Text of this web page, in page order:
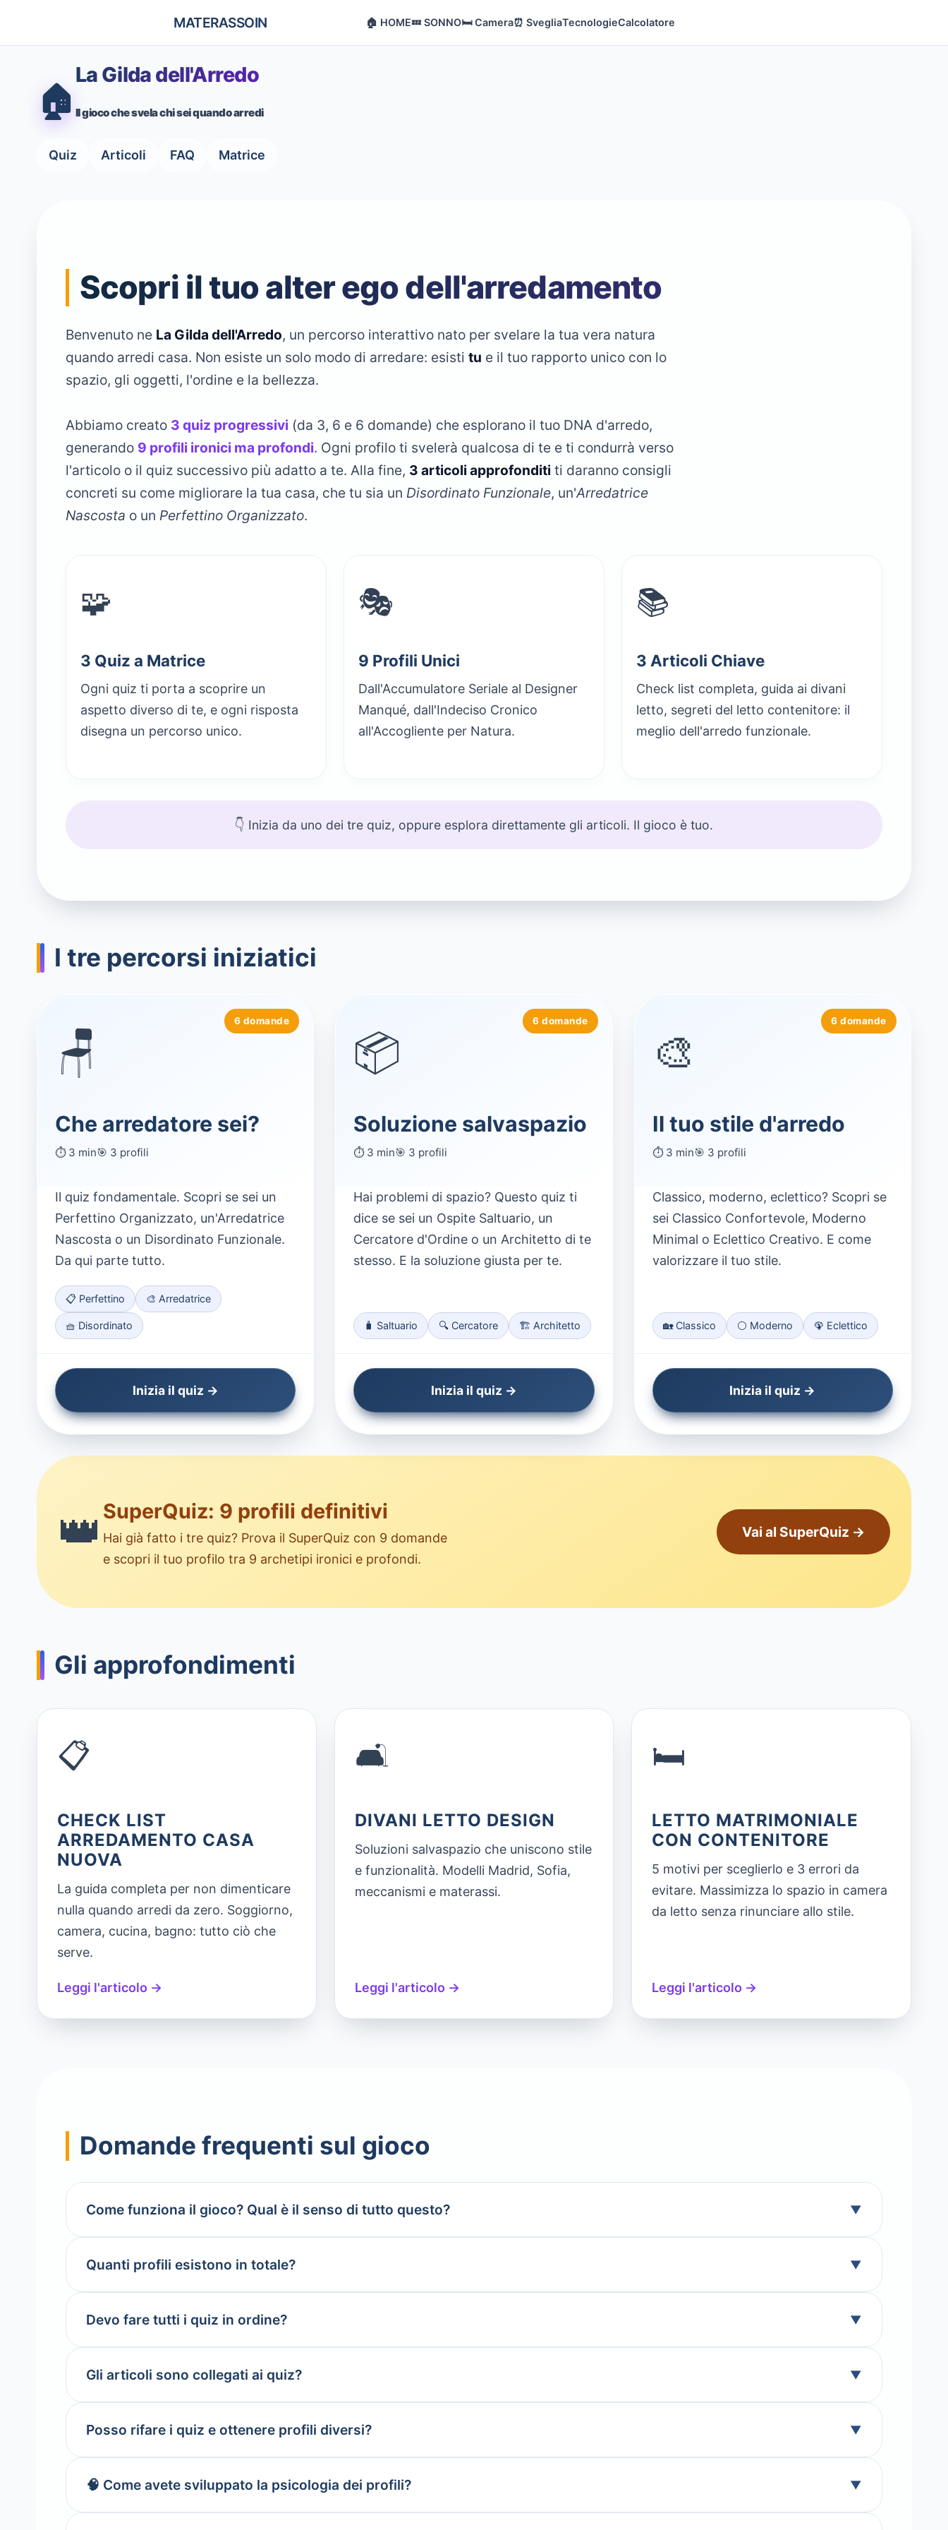
MATERASSOIN 🏠 HOME💤 SONNO🛏️ Camera⏰ SvegliaTecnologieCalcolatore
🏠
La Gilda dell'Arredo
Il gioco che svela chi sei quando arredi
Quiz Articoli FAQ Matrice
Scopri il tuo alter ego dell'arredamento
Benvenuto ne La Gilda dell'Arredo, un percorso interattivo nato per svelare la tua vera natura
quando arredi casa. Non esiste un solo modo di arredare: esisti tu e il tuo rapporto unico con lo
spazio, gli oggetti, l'ordine e la bellezza.
Abbiamo creato 3 quiz progressivi (da 3, 6 e 6 domande) che esplorano il tuo DNA d'arredo,
generando 9 profili ironici ma profondi. Ogni profilo ti svelerà qualcosa di te e ti condurrà verso
l'articolo o il quiz successivo più adatto a te. Alla fine, 3 articoli approfonditi ti daranno consigli
concreti su come migliorare la tua casa, che tu sia un Disordinato Funzionale, un'Arredatrice
Nascosta o un Perfettino Organizzato.
🧩
3 Quiz a Matrice
Ogni quiz ti porta a scoprire un
aspetto diverso di te, e ogni risposta
disegna un percorso unico.
🎭
9 Profili Unici
Dall'Accumulatore Seriale al Designer
Manqué, dall'Indeciso Cronico
all'Accogliente per Natura.
📚
3 Articoli Chiave
Check list completa, guida ai divani
letto, segreti del letto contenitore: il
meglio dell'arredo funzionale.
👇 Inizia da uno dei tre quiz, oppure esplora direttamente gli articoli. Il gioco è tuo.
I tre percorsi iniziatici
6 domande
🪑
Che arredatore sei?
⏱️ 3 min🎯 3 profili
Il quiz fondamentale. Scopri se sei un
Perfettino Organizzato, un'Arredatrice
Nascosta o un Disordinato Funzionale.
Da qui parte tutto.
📋 Perfettino 🎨 Arredatrice
🧺 Disordinato
Inizia il quiz →
6 domande
📦
Soluzione salvaspazio
⏱️ 3 min🎯 3 profili
Hai problemi di spazio? Questo quiz ti
dice se sei un Ospite Saltuario, un
Cercatore d'Ordine o un Architetto di te
stesso. E la soluzione giusta per te.
🧳 Saltuario 🔍 Cercatore 🏗️ Architetto
Inizia il quiz →
6 domande
🎨
Il tuo stile d'arredo
⏱️ 3 min🎯 3 profili
Classico, moderno, eclettico? Scopri se
sei Classico Confortevole, Moderno
Minimal o Eclettico Creativo. E come
valorizzare il tuo stile.
🏡 Classico ⚪ Moderno 🦚 Eclettico
Inizia il quiz →
👑 SuperQuiz: 9 profili definitivi
Hai già fatto i tre quiz? Prova il SuperQuiz con 9 domande
e scopri il tuo profilo tra 9 archetipi ironici e profondi.
Vai al SuperQuiz →
Gli approfondimenti
📋
CHECK LIST
ARREDAMENTO CASA
NUOVA
La guida completa per non dimenticare
nulla quando arredi da zero. Soggiorno,
camera, cucina, bagno: tutto ciò che
serve.
Leggi l'articolo →
🛋️
DIVANI LETTO DESIGN
Soluzioni salvaspazio che uniscono stile
e funzionalità. Modelli Madrid, Sofia,
meccanismi e materassi.
Leggi l'articolo →
🛏️
LETTO MATRIMONIALE
CON CONTENITORE
5 motivi per sceglierlo e 3 errori da
evitare. Massimizza lo spazio in camera
da letto senza rinunciare allo stile.
Leggi l'articolo →
Domande frequenti sul gioco
Come funziona il gioco? Qual è il senso di tutto questo?
Quanti profili esistono in totale?
Devo fare tutti i quiz in ordine?
Gli articoli sono collegati ai quiz?
Posso rifare i quiz e ottenere profili diversi?
🧠 Come avete sviluppato la psicologia dei profili?